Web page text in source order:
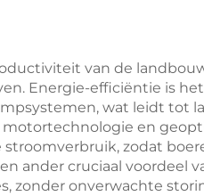
van de
Energie-efficiëntie is
wat leidt tot
en
zodat
ander cruciaal voordeel
zonder onverwachte